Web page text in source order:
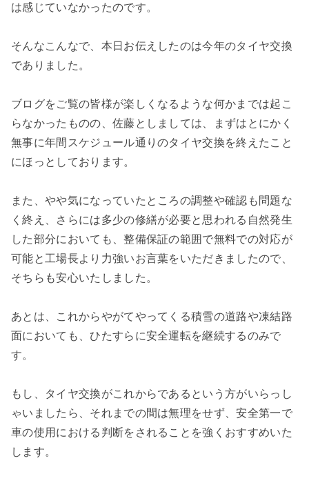
は感じていなかったのです。
そんなこんなで、本日お伝えしたのは今年のタイヤ交換
でありました。
ブログをご覧の皆様が楽しくなるような何かまでは起こ
らなかったものの、佐藤としましては、まずはとにかく
無事に年間スケジュール通りのタイヤ交換を終えたこと
にほっとしております。
また、やや気になっていたところの調整や確認も問題な
く終え、さらには多少の修繕が必要と思われる自然発生
した部分においても、整備保証の範囲で無料での対応が
可能と工場長より力強いお言葉をいただきましたので、
そちらも安心いたしました。
あとは、これからやがてやってくる積雪の道路や凍結路
面においても、ひたすらに安全運転を継続するのみで
す。
もし、タイヤ交換がこれからであるという方がいらっし
ゃいましたら、それまでの間は無理をせず、安全第一で
車の使用における判断をされることを強くおすすめいた
します。